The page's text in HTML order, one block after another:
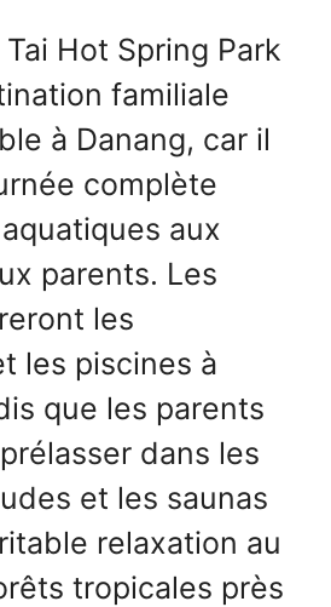
Hot Spring Park
familiale
à Danang, car il
complète
aux
parents. Les
les
les piscines à
que les parents
dans les
et les saunas
relaxation au
tropicales près